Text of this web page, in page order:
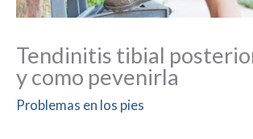
Tendinitis tibial
y como pevenirla
Problemas en los pies